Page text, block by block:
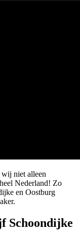
niet alleen
Nederland! Zo
en Oostburg
Schoondijke